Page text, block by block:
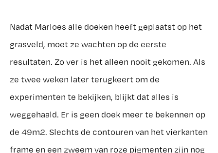
Nadat Marloes alle doeken heeft geplaatst op het
grasveld, moet ze wachten op de eerste
resultaten. Zo ver is het alleen nooit gekomen. Als
ze twee weken later terugkeert om de
experimenten te bekijken, blijkt dat alles is
weggehaald. Er is geen doek meer te bekennen op
de 49m2. Slechts de contouren van het vierkanten
frame en een zweem van roze pigmenten zijn nog